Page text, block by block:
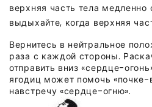
верхняя часть тела медленно
выдыхайте, когда верхняя
Вернитесь в нейтральное
раза с каждой стороны.
отправить вниз «сердце-
ягодиц может помочь «почке-
навстречу «сердце-огню».